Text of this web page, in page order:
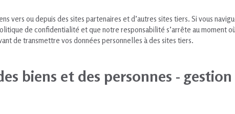
vers ou depuis des sites partenaires et d’autres sites tiers. Si vous
de confidentialité et que notre responsabilité s’arrête au moment
de transmettre vos données personnelles à des sites tiers.
biens et des personnes -